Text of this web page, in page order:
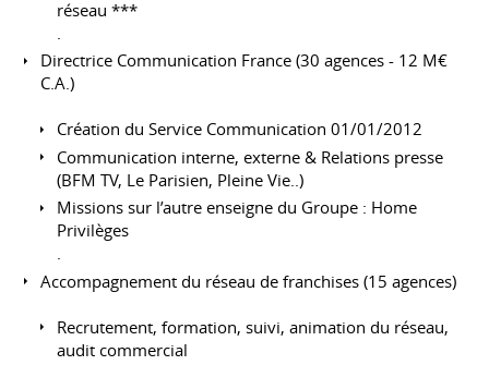
réseau ***
Directrice Communication France (30 agences - 12 M€
C.A.)
Création du Service Communication 01/01/2012
Communication interne, externe & Relations presse
(BFM TV, Le Parisien, Pleine Vie..)
Missions sur l’autre enseigne du Groupe : Home
Privilèges
.
Accompagnement du réseau de franchises (15 agences)
Recrutement, formation, suivi, animation du réseau,
audit commercial